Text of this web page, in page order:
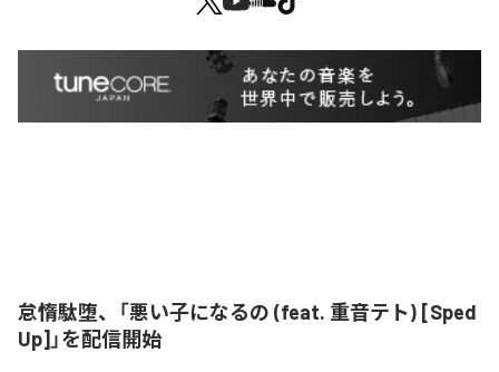
怠惰駄堕、「悪い子になるの (feat. 重音テト) [Sped
Up]」を配信開始